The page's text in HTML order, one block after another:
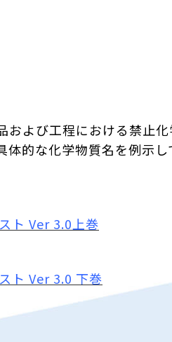
および工程における禁止
体的な化学物質名を例示
ト Ver 3.0上巻
ト Ver 3.0 下巻